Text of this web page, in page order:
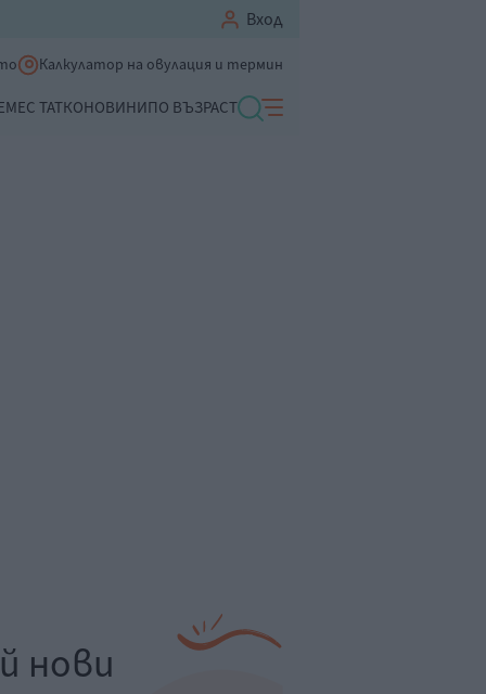
Вход
Калкулатор на овулация и термин
С ТАТКОНОВИНИПО ВЪЗРАСТ
нови